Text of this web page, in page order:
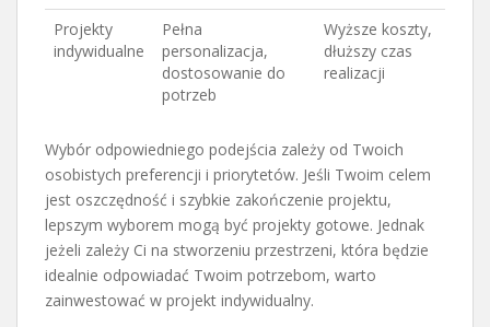
Projekty
indywidualne
Pełna
personalizacja,
dostosowanie do
potrzeb
Wyższe koszty,
dłuższy czas
realizacji
Wybór odpowiedniego podejścia zależy od Twoich
osobistych preferencji i priorytetów. Jeśli Twoim celem
jest oszczędność i szybkie zakończenie projektu,
lepszym wyborem mogą być projekty gotowe. Jednak
jeżeli zależy Ci na stworzeniu przestrzeni, która będzie
idealnie odpowiadać Twoim potrzebom, warto
zainwestować w projekt indywidualny.